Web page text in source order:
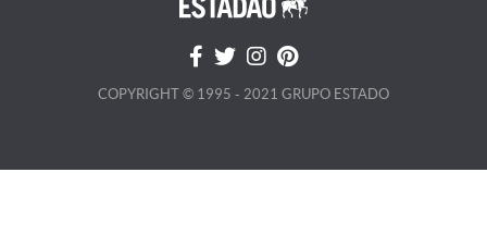
COPYRIGHT © 1995 - 2021 GRUPO ESTADO